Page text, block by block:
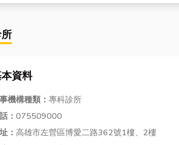
資料
機構種類： 專科診所
： 075509000
： 高雄市左營區博愛二路362號1樓、2樓